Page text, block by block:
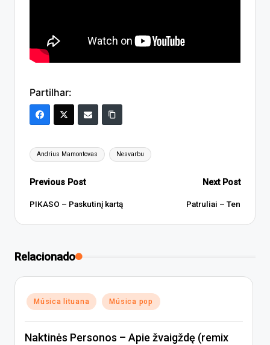
Partilhar:
Tags:
Andrius Mamontovas Nesvarbu
Post
navigation
Previous Post
PIKASO – Paskutinį kartą
Next Post
Patruliai – Ten
Relacionado
Posted
in
Música lituana Música pop
Naktinės Personos – Apie žvaigždę (remix